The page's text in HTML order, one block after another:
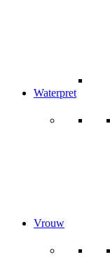
Waterpret
Vrouw